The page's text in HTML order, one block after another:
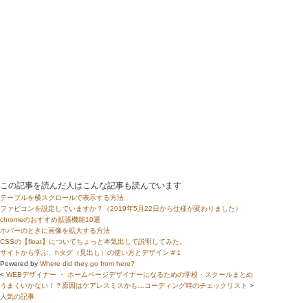
この記事を読んだ人はこんな記事も読んでいます
テーブルを横スクロールで表示する方法
ファビコンを設定していますか？（2019年5月22日から仕様が変わりました）
chromeのおすすめ拡張機能10選
ホバーのときに画像を拡大する方法
CSSの【float】についてちょっと本気出して説明してみた。
サイトから学ぶ、hタグ（見出し）の使い方とデザイン #１
Powered by Where did they go from here?
< WEBデザイナー ・ ホームページデザイナーになるための学校・スクールまとめ
うまくいかない！？原因はケアレスミスかも…コーディング時のチェックリスト >
人気の記事